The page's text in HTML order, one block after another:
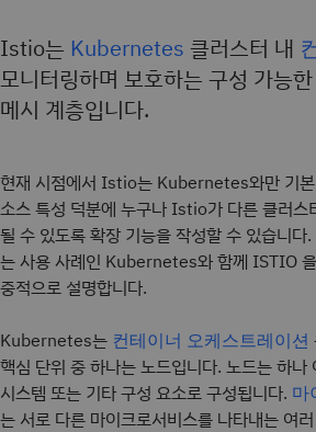
Istio는 Kubernetes 클러스터 내
모니터링하며 보호하는 구성 가능
메시 계층입니다.
현재 시점에서 Istio는 Kubernetes와만 기본
소스 특성 덕분에 누구나 Istio가 다른 클러스
될 수 있도록 확장 기능을 작성할 수 있습니다
는 사용 사례인 Kubernetes와 함께 ISTIO
중적으로 설명합니다.
Kubernetes는 컨테이너 오케스트레이션
핵심 단위 중 하나는 노드입니다. 노드는 하나
시스템 또는 기타 구성 요소로 구성됩니다. 마
는 서로 다른 마이크로서비스를 나타내는 여